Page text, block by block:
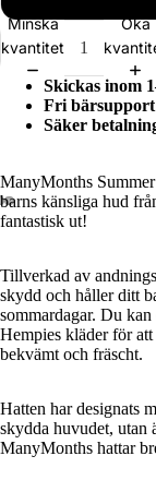
Minska
kvantitet
Öka
Skickas inom
Fri bärsupport
Säker
ManyMonths
barns känsliga hud
fantastisk ut!
Tillverkad av
skydd och håller ditt
sommardagar. Du
Hempies kläder för
bekvämt och fräscht.
Hatten har designats
skydda huvudet, utan
ManyMonths hattar